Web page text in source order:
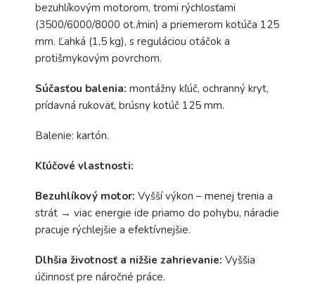
bezuhlíkovým motorom, tromi rýchlosťami
(3500/6000/8000 ot./min) a priemerom kotúča 125
mm. Ľahká (1,5 kg), s reguláciou otáčok a
protišmykovým povrchom.
Súčasťou balenia: montážny kľúč, ochranný kryt,
prídavná rukoväť, brúsny kotúč 125 mm.
Balenie: kartón.
Kľúčové vlastnosti:
Bezuhlíkový motor: Vyšší výkon – menej trenia a
strát → viac energie ide priamo do pohybu, náradie
pracuje rýchlejšie a efektívnejšie.
Dlhšia životnosť a nižšie zahrievanie: Vyššia
účinnosť pre náročné práce.